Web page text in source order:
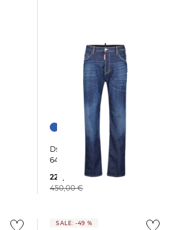
Dsquared2 | Herren Jeans
642 JEAN
225,00 €
450,00 €
SALE: -49 %